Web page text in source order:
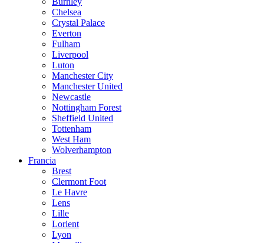
Chelsea
Crystal Palace
Everton
Fulham
Liverpool
Luton
Manchester City
Manchester United
Newcastle
Nottingham Forest
Sheffield United
Tottenham
West Ham
Wolverhampton
Francia
Brest
Clermont Foot
Le Havre
Lens
Lille
Lorient
Lyon